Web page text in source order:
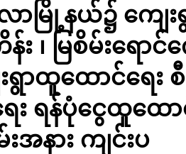
ာမြို့နယ်၌ ကျေ
း ၊ မြစိမ်းရော
ရွာထူထောင်ရေး
ေး ရန်ပုံငွေထူထော
အနား ကျင်းပ